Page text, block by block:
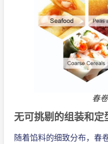
春
无可挑剔的组装和定
随着馅料的细致分布，春